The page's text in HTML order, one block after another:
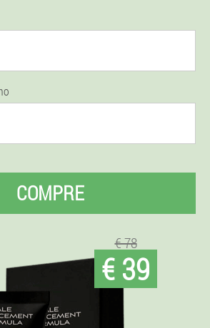
COMPRE
€ 78
€ 39